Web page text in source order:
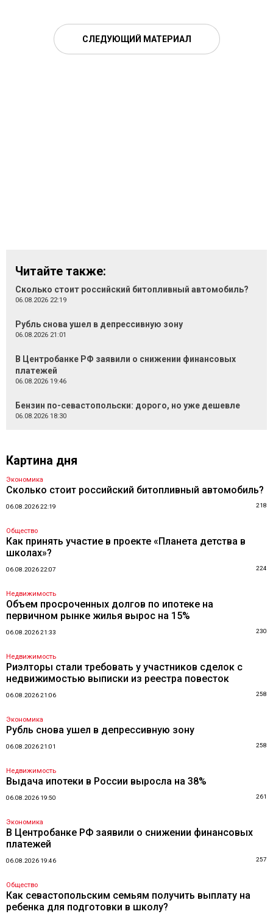
СЛЕДУЮЩИЙ МАТЕРИАЛ
Читайте также:
Сколько стоит российский битопливный автомобиль?
06.08.2026 22:19
Рубль снова ушел в депрессивную зону
06.08.2026 21:01
В Центробанке РФ заявили о снижении финансовых
платежей
06.08.2026 19:46
Бензин по-севастопольски: дорого, но уже дешевле
06.08.2026 18:30
Картина дня
Экономика
Сколько стоит российский битопливный автомобиль?
06.08.2026 22:19 218
Общество
Как принять участие в проекте «Планета детства в
школах»?
06.08.2026 22:07 224
Недвижимость
Объем просроченных долгов по ипотеке на
первичном рынке жилья вырос на 15%
06.08.2026 21:33 230
Недвижимость
Риэлторы стали требовать у участников сделок с
недвижимостью выписки из реестра повесток
06.08.2026 21:06 258
Экономика
Рубль снова ушел в депрессивную зону
06.08.2026 21:01 258
Недвижимость
Выдача ипотеки в России выросла на 38%
06.08.2026 19:50 261
Экономика
В Центробанке РФ заявили о снижении финансовых
платежей
06.08.2026 19:46 257
Общество
Как севастопольским семьям получить выплату на
ребенка для подготовки в школу?